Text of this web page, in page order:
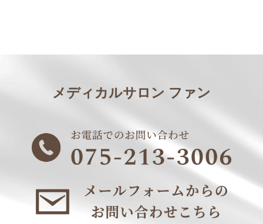
メディカルサロン ファン